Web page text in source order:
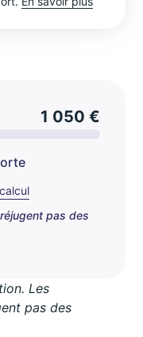
1 050 €
pas des
Les
pas des